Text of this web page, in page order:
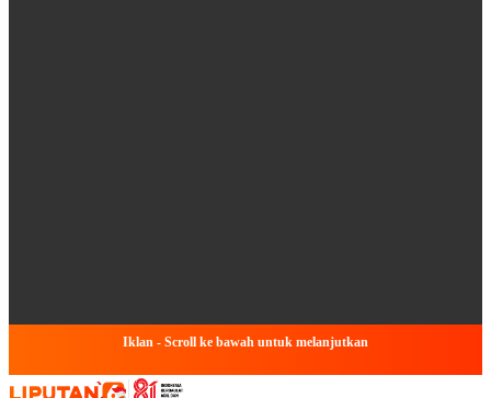
Iklan - Scroll ke bawah untuk melanjutkan